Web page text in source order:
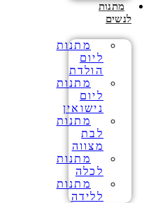
מתנות
לנשים
מתנות
ליום
הולדת
מתנות
ליום
נישואין
מתנות
לבת
מצווה
מתנות
לכלה
מתנות
ללידה